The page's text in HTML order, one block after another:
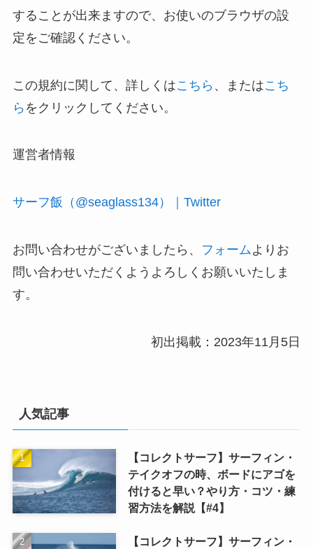
することが出来ますので、お使いのブラウザの設
定をご確認ください。
この規約に関して、詳しくはこちら 、またはこち
ら をクリックしてください。
運営者情報
サーフ飯（@seaglass134）｜Twitter
お問い合わせがございましたら、 フォームよりお
問い合わせいただくようよろしくお願いいたしま
す。
初出掲載：2023年11月5日
人気記事
【コレクトサーフ】サーフィン・
テイクオフの時、ボードにアゴを
付けると早い？やり方・コツ・練
習方法を解説【#4】
【コレクトサーフ】サーフィン・